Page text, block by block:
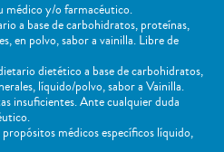
médico y/o farmacéutico.
a base de carbohidratos, proteínas,
en polvo, sabor a vainilla. Libre de
dietético a base de carbohidratos,
líquido/polvo, sabor a Vainilla.
insuficientes. Ante cualquier duda
médicos específicos líquido,